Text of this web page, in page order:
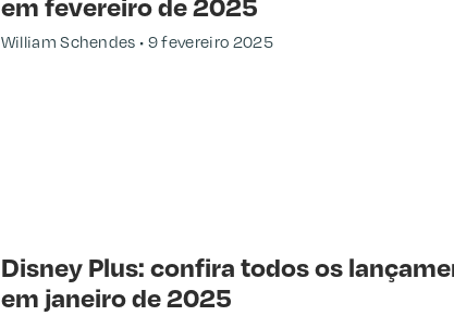
William Schendes 9 fevereiro 2025
Disney Plus: confira todos os
em janeiro de 2025